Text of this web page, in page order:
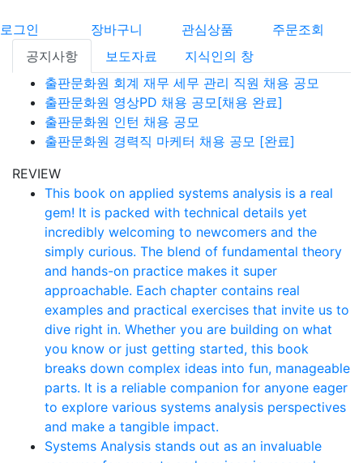
로그인 장바구니 관심상품
주문조회
공지사항
보도자료
지식인의 창
출판문화원 회계 재무 세무 관리 직원 채용 공모
출판문화원 영상PD 채용 공모[채용 완료]
출판문화원 인턴 채용 공모
출판문화원 경력직 마케터 채용 공모 [완료]
REVIEW
This book on applied systems analysis is a real
gem! It is packed with technical details yet
incredibly welcoming to newcomers and the
simply curious. The blend of fundamental theory
and hands-on practice makes it super
approachable. Each chapter contains real
examples and practical exercises that invite us to
dive right in. Whether you are building on what
you know or just getting started, this book
breaks down complex ideas into fun, manageable
parts. It is a reliable companion for anyone eager
to explore various systems analysis perspectives
and make a tangible impact.
Systems Analysis stands out as an invaluable